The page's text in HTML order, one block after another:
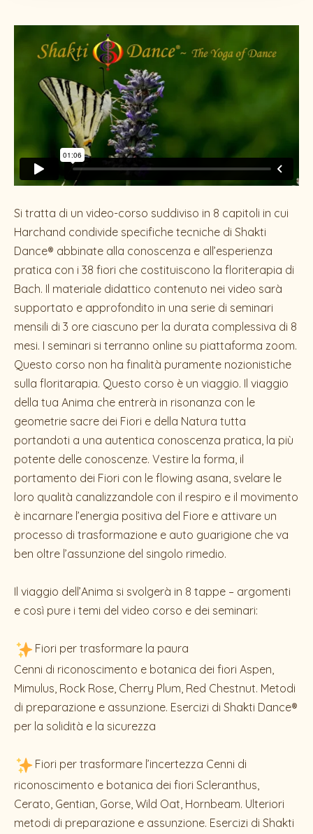
Si tratta di un video-corso suddiviso in 8 capitoli in cui
Harchand condivide specifiche tecniche di Shakti
Dance® abbinate alla conoscenza e all’esperienza
pratica con i 38 fiori che costituiscono la floriterapia di
Bach. Il materiale didattico contenuto nei video sarà
supportato e approfondito in una serie di seminari
mensili di 3 ore ciascuno per la durata complessiva di 8
mesi. I seminari si terranno online su piattaforma zoom.
Questo corso non ha finalità puramente nozionistiche
sulla floritarapia. Questo corso è un viaggio. Il viaggio
della tua Anima che entrerà in risonanza con le
geometrie sacre dei Fiori e della Natura tutta
portandoti a una autentica conoscenza pratica, la più
potente delle conoscenze. Vestire la forma, il
portamento dei Fiori con le flowing asana, svelare le
loro qualità canalizzandole con il respiro e il movimento
è incarnare l’energia positiva del Fiore e attivare un
processo di trasformazione e auto guarigione che va
ben oltre l’assunzione del singolo rimedio.
Il viaggio dell’Anima si svolgerà in 8 tappe – argomenti
e così pure i temi del video corso e dei seminari:
Fiori per trasformare la paura
Cenni di riconoscimento e botanica dei fiori Aspen,
Mimulus, Rock Rose, Cherry Plum, Red Chestnut. Metodi
di preparazione e assunzione. Esercizi di Shakti Dance®
per la solidità e la sicurezza
Fiori per trasformare l’incertezza Cenni di
riconoscimento e botanica dei fiori Scleranthus,
Cerato, Gentian, Gorse, Wild Oat, Hornbeam. Ulteriori
metodi di preparazione e assunzione. Esercizi di Shakti